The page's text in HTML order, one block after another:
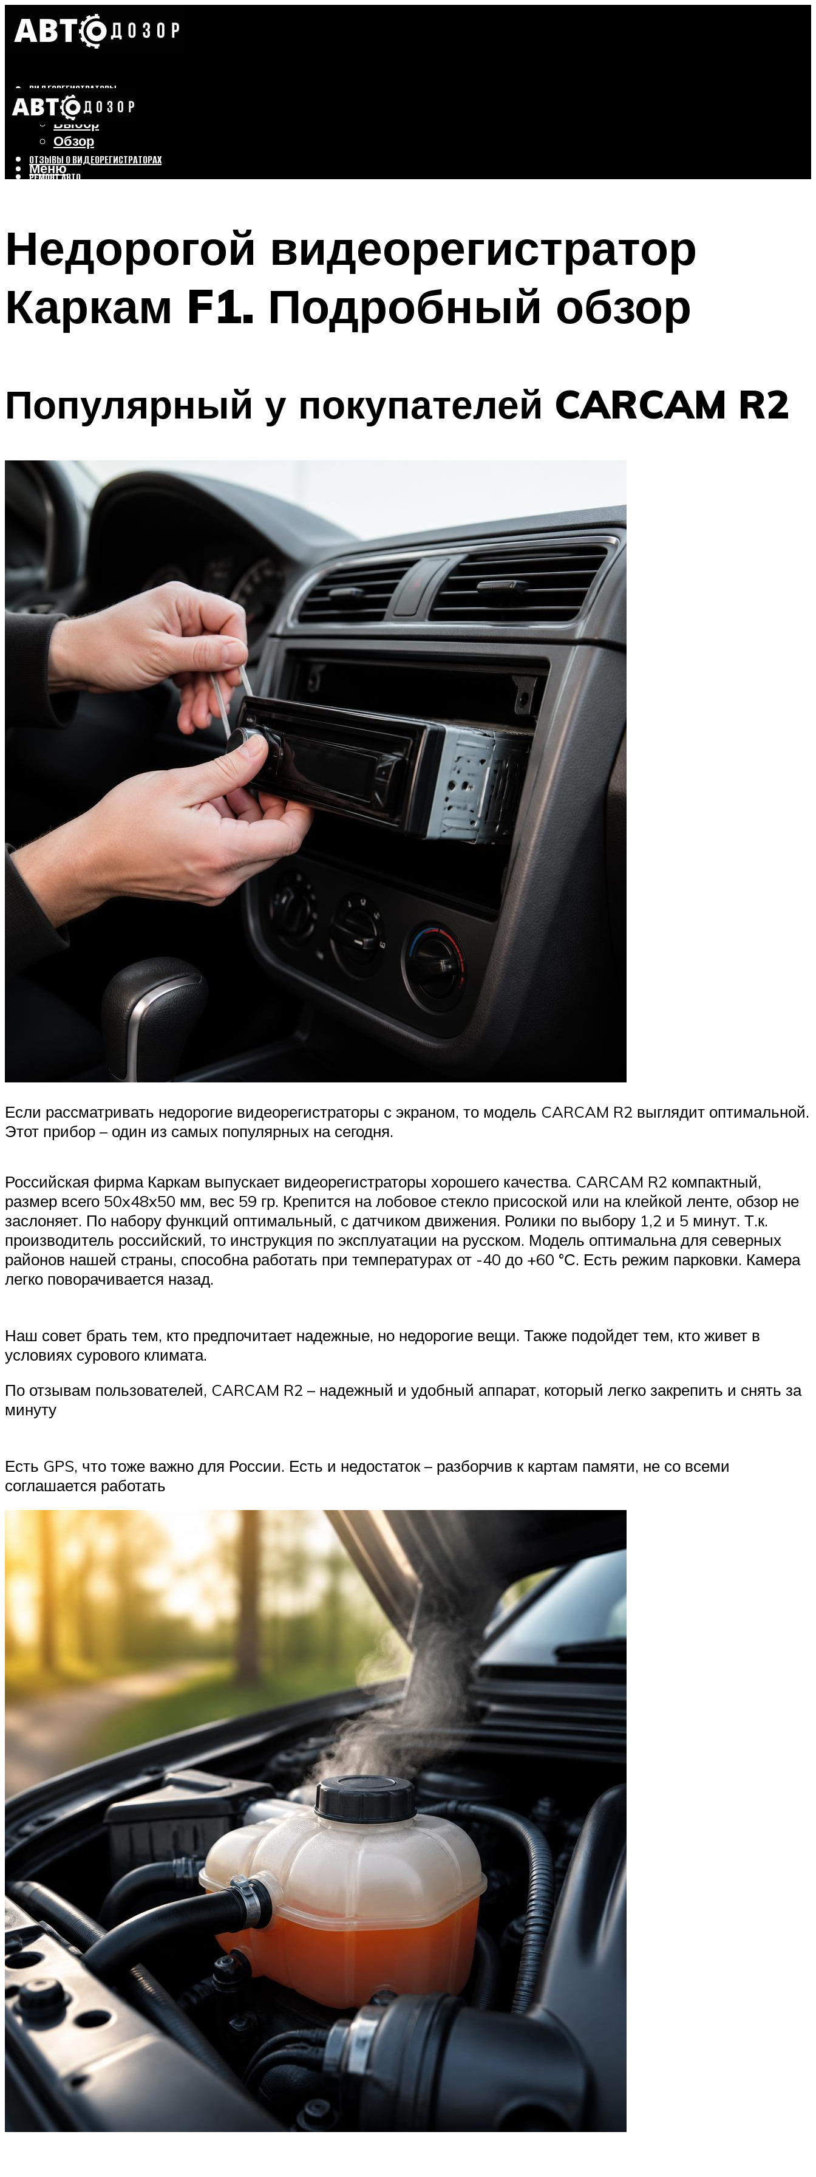
ВИДЕОРЕГИСТРАТОРЫ
Бренды
Выбор
Обзор
ОТЗЫВЫ О ВИДЕОРЕГИСТРАТОРАХ
РЕМОНТ АВТО
Меню
Меню
Недорогой видеорегистратор
Каркам F1. Подробный обзор
Популярный у покупателей CARCAM R2
Если рассматривать недорогие видеорегистраторы с экраном, то модель CARCAM R2 выглядит оптимальной.
Этот прибор – один из самых популярных на сегодня.
Российская фирма Каркам выпускает видеорегистраторы хорошего качества. CARCAM R2 компактный,
размер всего 50x48x50 мм, вес 59 гр. Крепится на лобовое стекло присоской или на клейкой ленте, обзор не
заслоняет. По набору функций оптимальный, с датчиком движения. Ролики по выбору 1,2 и 5 минут. Т.к.
производитель российский, то инструкция по эксплуатации на русском. Модель оптимальна для северных
районов нашей страны, способна работать при температурах от -40 до +60 °С. Есть режим парковки. Камера
легко поворачивается назад.
Наш совет брать тем, кто предпочитает надежные, но недорогие вещи. Также подойдет тем, кто живет в
условиях сурового климата.
По отзывам пользователей, CARCAM R2 – надежный и удобный аппарат, который легко закрепить и снять за
минуту
Есть GPS, что тоже важно для России. Есть и недостаток – разборчив к картам памяти, не со всеми
соглашается работать